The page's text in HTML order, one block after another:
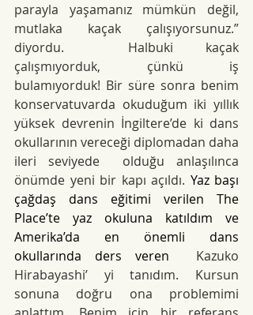
parayla yaşamanız mümkün değil,
mutlaka kaçak çalışıyorsunuz.”
diyordu.  Halbuki kaçak
çalışmıyorduk, çünkü iş
bulamıyorduk! Bir süre sonra benim
konservatuvarda okuduğum iki yıllık
yüksek devrenin İngiltere’de ki dans
okullarının vereceği diplomadan daha
ileri seviyede  olduğu anlaşılınca
önümde yeni bir kapı açıldı. Yaz başı
çağdaş dans eğitimi verilen The
Place’te yaz okuluna katıldım ve
Amerika’da en önemli dans
okullarında ders veren Kazuko
Hirabayashi’ yi tanıdım. Kursun
sonuna doğru ona problemimi